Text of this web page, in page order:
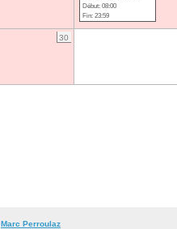
Début: 08:00
Fin: 23:59
30
Marc Perroulaz